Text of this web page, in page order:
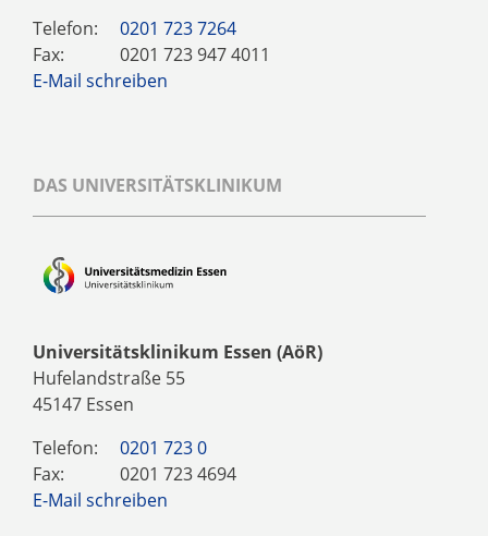
Telefon:
0201 723 7264
Fax:
0201 723 947 4011
E-Mail schreiben
DAS UNIVERSITÄTSKLINIKUM
Universitätsklinikum Essen (AöR)
Hufelandstraße 55
45147 Essen
Telefon:
0201 723 0
Fax:
0201 723 4694
E-Mail schreiben